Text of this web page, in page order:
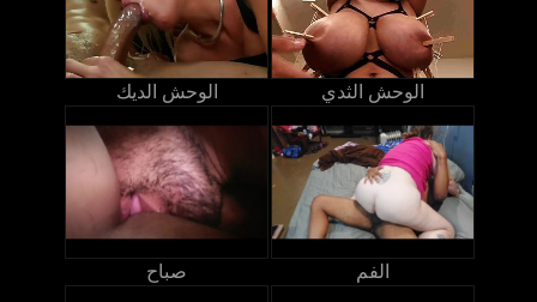
الوحش الديك الوحش الثدي
صباح الفم